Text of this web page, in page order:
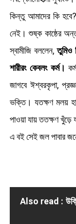
কিন্তু আমাদের কি
নেই। শুষ্ক কাষ্ঠের
স্বামীজি বললেন,তুমিও
শারীরং কেবলং কর্ম।
জাগবে ঈশ্বরকৃপা,
ভক্তি। যতক্ষণ মলয়
পাওয়া যায় ততক্ষণ খুঁড়ে
এ বই সেই জল পাবার
Also read :